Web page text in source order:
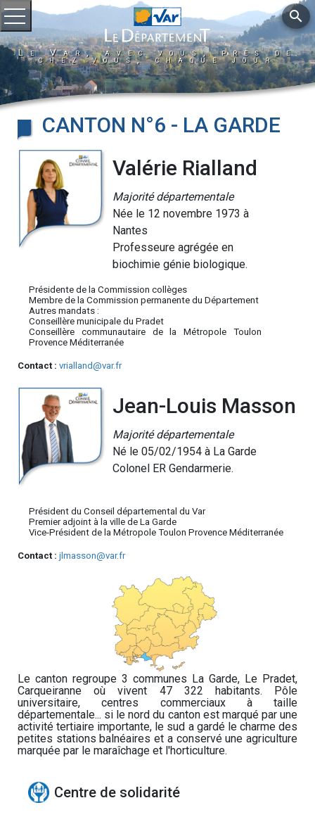
Ouvrir le menu
Le Var, avec vous, près de
chez vous, chaque jour
search
CANTON N°6 - LA GARDE
Valérie Rialland
Majorité départementale
Née le 12 novembre 1973 à
Nantes
Professeure agrégée en
biochimie génie biologique.
Présidente de la Commission collèges
Membre de la Commission permanente du Département
Autres mandats :
Conseillère municipale du Pradet
Conseillère communautaire de la Métropole Toulon
Provence Méditerranée
Contact : vrialland@var.fr
Jean-Louis Masson
Majorité départementale
Né le 05/02/1954 à La Garde
Colonel ER Gendarmerie.
Président du Conseil départemental du Var
Premier adjoint à la ville de La Garde
Vice-Président de la Métropole Toulon Provence Méditerranée
Contact : jlmasson@var.fr
Le canton regroupe 3 communes La Garde, Le Pradet,
Carqueiranne où vivent 47 322 habitants. Pôle
universitaire, centres commerciaux à taille
départementale... si le nord du canton est marqué par une
activité tertiaire importante, le sud a gardé le charme des
petites stations balnéaires et a conservé une agriculture
marquée par le maraîchage et l'horticulture.
Centre de solidarité